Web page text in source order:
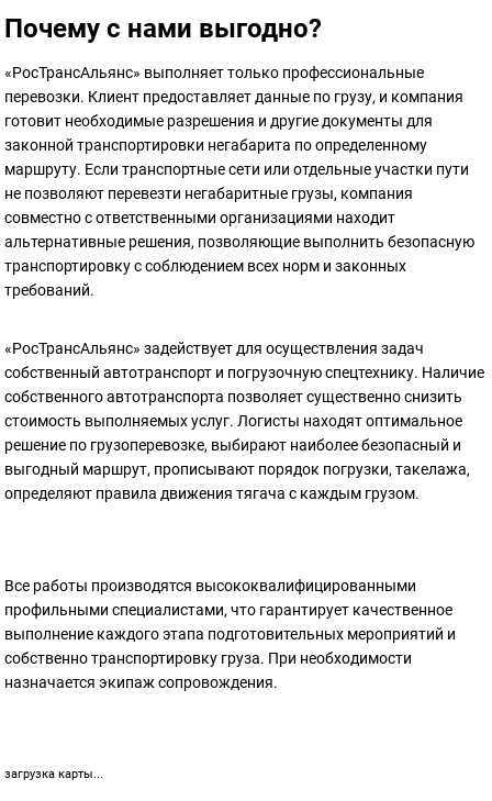
Почему с нами выгодно?
«РосТрансАльянс» выполняет только профессиональные
перевозки. Клиент предоставляет данные по грузу, и компания
готовит необходимые разрешения и другие документы для
законной транспортировки негабарита по определенному
маршруту. Если транспортные сети или отдельные участки пути
не позволяют перевезти негабаритные грузы, компания
совместно с ответственными организациями находит
альтернативные решения, позволяющие выполнить безопасную
транспортировку с соблюдением всех норм и законных
требований.
«РосТрансАльянс» задействует для осуществления задач
собственный автотранспорт и погрузочную спецтехнику. Наличие
собственного автотранспорта позволяет существенно снизить
стоимость выполняемых услуг. Логисты находят оптимальное
решение по грузоперевозке, выбирают наиболее безопасный и
выгодный маршрут, прописывают порядок погрузки, такелажа,
определяют правила движения тягача с каждым грузом.
Все работы производятся высококвалифицированными
профильными специалистами, что гарантирует качественное
выполнение каждого этапа подготовительных мероприятий и
собственно транспортировку груза. При необходимости
назначается экипаж сопровождения.
загрузка карты...